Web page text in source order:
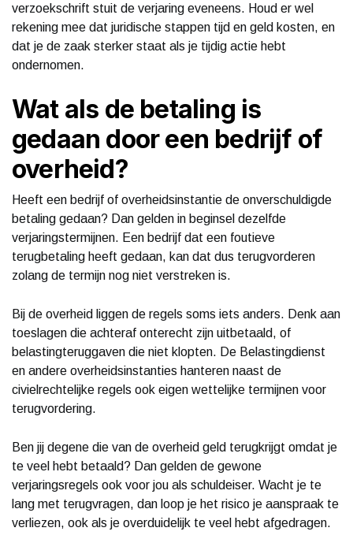
verzoekschrift stuit de verjaring eveneens. Houd er wel
rekening mee dat juridische stappen tijd en geld kosten, en
dat je de zaak sterker staat als je tijdig actie hebt
ondernomen.
Wat als de betaling is
gedaan door een bedrijf of
overheid?
Heeft een bedrijf of overheidsinstantie de onverschuldigde
betaling gedaan? Dan gelden in beginsel dezelfde
verjaringstermijnen. Een bedrijf dat een foutieve
terugbetaling heeft gedaan, kan dat dus terugvorderen
zolang de termijn nog niet verstreken is.
Bij de overheid liggen de regels soms iets anders. Denk aan
toeslagen die achteraf onterecht zijn uitbetaald, of
belastingteruggaven die niet klopten. De Belastingdienst
en andere overheidsinstanties hanteren naast de
civielrechtelijke regels ook eigen wettelijke termijnen voor
terugvordering.
Ben jij degene die van de overheid geld terugkrijgt omdat je
te veel hebt betaald? Dan gelden de gewone
verjaringsregels ook voor jou als schuldeiser. Wacht je te
lang met terugvragen, dan loop je het risico je aanspraak te
verliezen, ook als je overduidelijk te veel hebt afgedragen.